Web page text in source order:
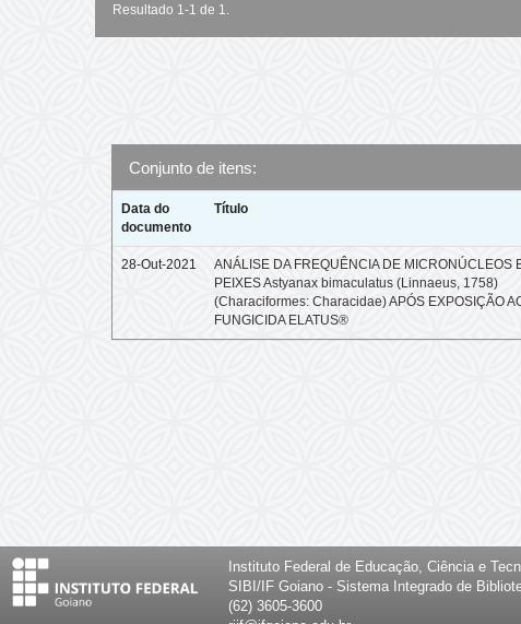
Resultado 1-1 de 1.
Conjunto de itens:
Data do
documento
Título
28-Out-2021
ANÁLISE DA FREQUÊNCIA DE MICRONÚCLEOS
PEIXES Astyanax bimaculatus (Linnaeus, 1758)
(Characiformes: Characidae) APÓS EXPOSIÇÃO
FUNGICIDA ELATUS®
Instituto Federal de Educação, Ciência e
SIBI/IF Goiano - Sistema Integrado de
(62) 3605-3600